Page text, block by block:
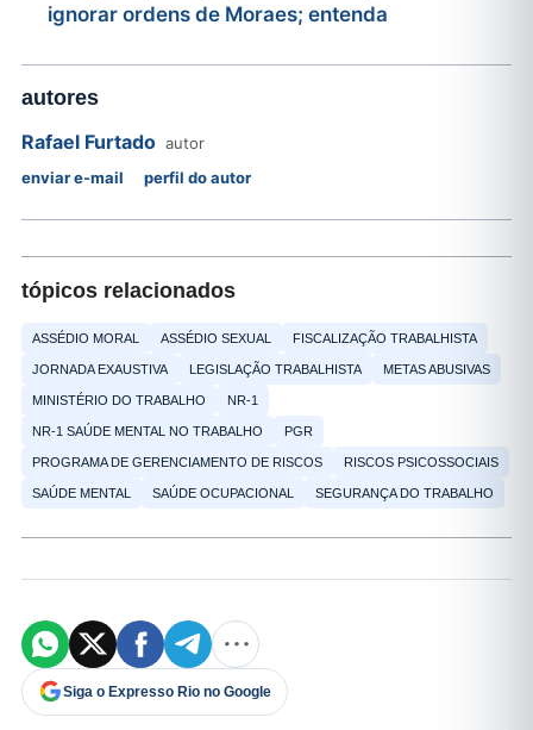
ignorar ordens de Moraes; entenda
autores
Rafael Furtado autor
enviar e-mail
perfil do autor
tópicos relacionados
ASSÉDIO MORAL ASSÉDIO SEXUAL FISCALIZAÇÃO TRABALHISTA
JORNADA EXAUSTIVA LEGISLAÇÃO TRABALHISTA METAS ABUSIVAS
MINISTÉRIO DO TRABALHO NR-1
NR-1 SAÚDE MENTAL NO TRABALHO PGR
PROGRAMA DE GERENCIAMENTO DE RISCOS RISCOS PSICOSSOCIAIS
SAÚDE MENTAL SAÚDE OCUPACIONAL SEGURANÇA DO TRABALHO
Siga o Expresso Rio no Google